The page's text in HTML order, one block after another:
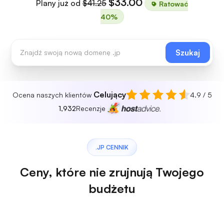
Plany już od $41.25
Ratować
40%
Szukaj
Ocena naszych klientów Celujący
4.9 / 5
1,932Recenzje
.JP CENNIK
Ceny, które nie zrujnują Twojego
budżetu